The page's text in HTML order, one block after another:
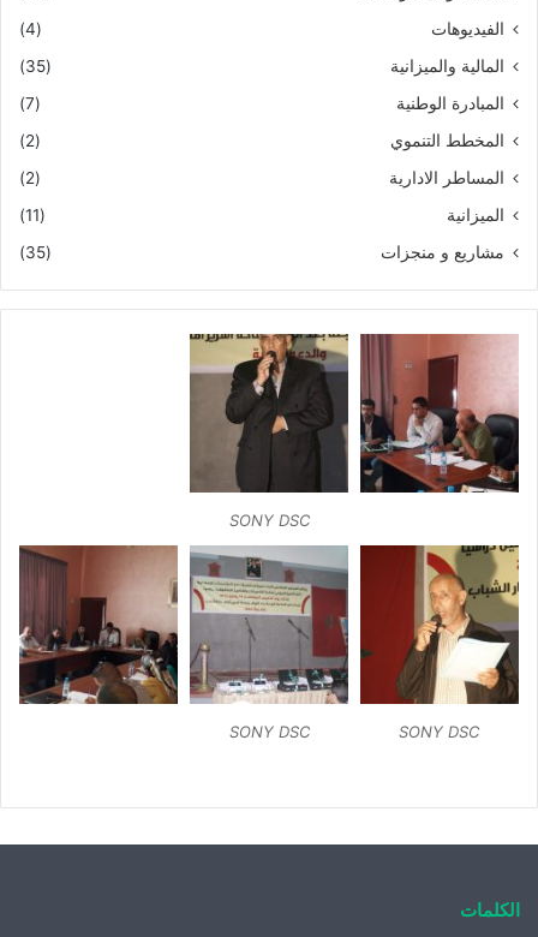
الفيديوهات
(4)
المالية والميزانية
(35)
المبادرة الوطنية
(7)
المخطط التنموي
(2)
المساطر الادارية
(2)
الميزانية
(11)
مشاريع و منجزات
(35)
SONY DSC
SONY DSC
SONY DSC
الكلمات